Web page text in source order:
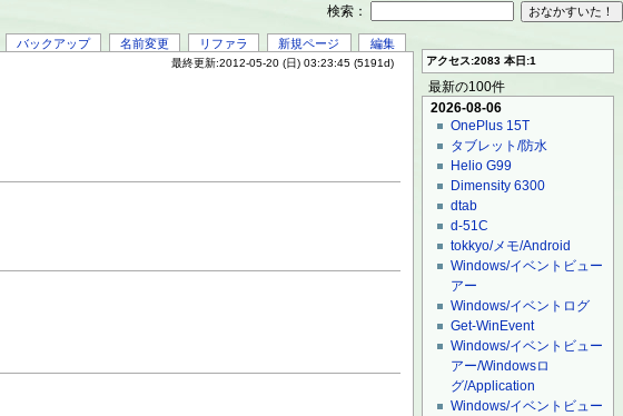
バックアップ 名前変更 リファラ 新規ページ 編集
最終更新:2012-05-20 (日) 03:23:45 (5191d) アクセス:2083 本日:1
最新の100件
2026-08-06
OnePlus 15T
タブレット/防水
Helio G99
Dimensity 6300
dtab
d-51C
tokkyo/メモ/Android
Windows/イベントビュー
アー
Windows/イベントログ
Get-WinEvent
Windows/イベントビュー
アー/Windowsロ
グ/Application
Windows/イベントビュー
検索：